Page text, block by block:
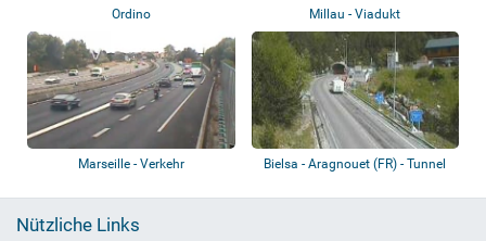
Ordino Millau - Viadukt
Marseille - Verkehr Bielsa - Aragnouet (FR) - Tunnel
Nützliche Links